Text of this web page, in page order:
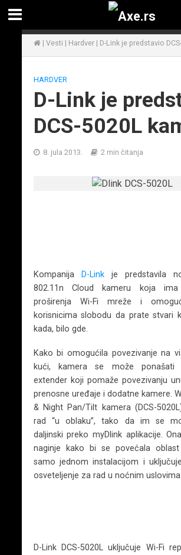
| Vesti | Hardver| D-Link je predstavio
HARDVER
D-Link je
DCS-5020L
8. jula 2013. 2 min čitanja
Kompanija D-Linkje predstavila
802.11n Cloud kameru koja ima
proširenja Wi-Fi mreže i
korisnicima slobodu da prate stvari
kada, bilo gde.
Kako bi omogućila povezivanje na
kući, kamera se može ponašati
extender koji pomaže povezivanju
prenosne uređaje i dodatne kamere.
& Night Pan/Tilt kamera (DCS-
rad “u oblaku”, tako da im se
daljinski preko myDlink aplikacije.
naginje kako bi se povećala oblast
samo jednom instalacijom i
osveteljenje za rad u noćnim uslovima.
D-Link DCS-5020L uključuje Wi-Fi